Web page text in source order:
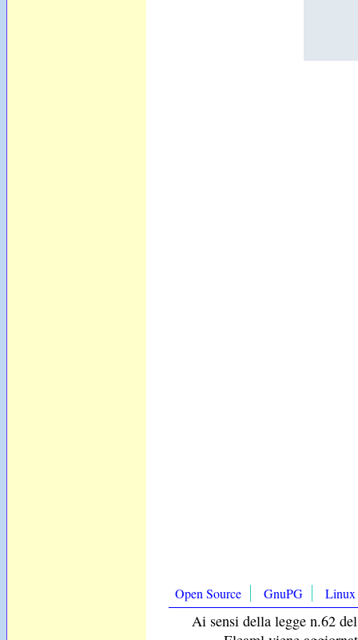
Open Source GnuPG Linux
Ai sensi della legge n.62